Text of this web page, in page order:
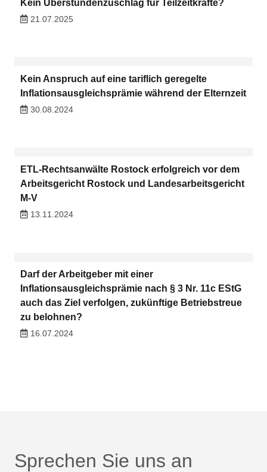
Kein Überstundenzuschlag für Teilzeitkräfte?
21.07.2025
Kein Anspruch auf eine tariflich geregelte
Inflationsausgleichsprämie während der Elternzeit
30.08.2024
ETL-Rechtsanwälte Rostock erfolgreich vor dem
Arbeitsgericht Rostock und Landesarbeitsgericht
M-V
13.11.2024
Darf der Arbeitgeber mit einer
Inflationsausgleichsprämie nach § 3 Nr. 11c EStG
auch das Ziel verfolgen, zukünftige Betriebstreue
zu belohnen?
16.07.2024
Sprechen Sie uns an